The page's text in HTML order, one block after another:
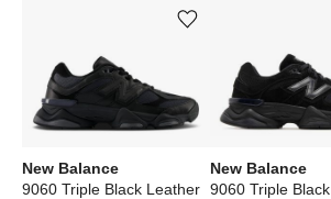
New Balance
9060 Triple Black Leather
Ürünü istek listesine ekle veya listeden çıkar
New Balance
9060 Triple Black